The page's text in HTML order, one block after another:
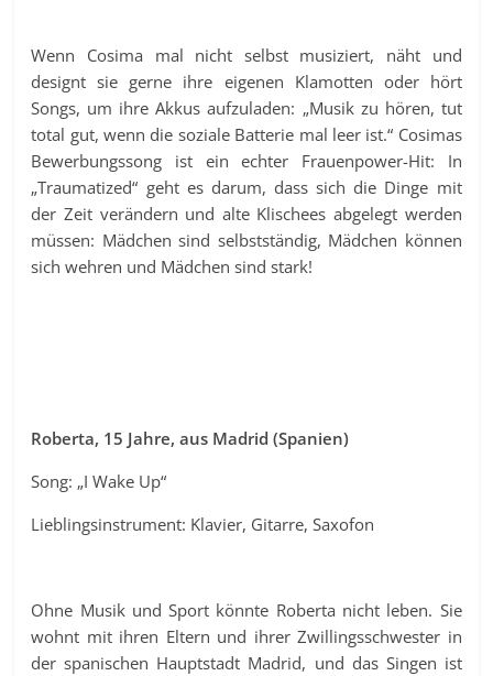
Wenn Cosima mal nicht selbst musiziert, näht und
designt sie gerne ihre eigenen Klamotten oder hört
Songs, um ihre Akkus aufzuladen: „Musik zu hören, tut
total gut, wenn die soziale Batterie mal leer ist.“ Cosimas
Bewerbungssong ist ein echter Frauenpower-Hit: In
„Traumatized“ geht es darum, dass sich die Dinge mit
der Zeit verändern und alte Klischees abgelegt werden
müssen: Mädchen sind selbstständig, Mädchen können
sich wehren und Mädchen sind stark!
Roberta, 15 Jahre, aus Madrid (Spanien)
Song: „I Wake Up“
Lieblingsinstrument: Klavier, Gitarre, Saxofon
Ohne Musik und Sport könnte Roberta nicht leben. Sie
wohnt mit ihren Eltern und ihrer Zwillingsschwester in
der spanischen Hauptstadt Madrid, und das Singen ist